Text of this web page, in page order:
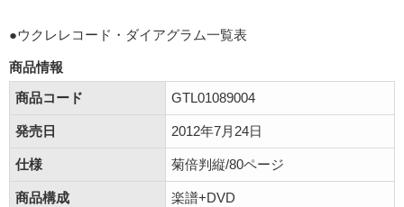
●ウクレレコード・ダイアグラム一覧表
商品情報
商品コード
GTL01089004
発売日 2012年7月24日
仕様 菊倍判縦/80ページ
商品構成 楽譜+DVD